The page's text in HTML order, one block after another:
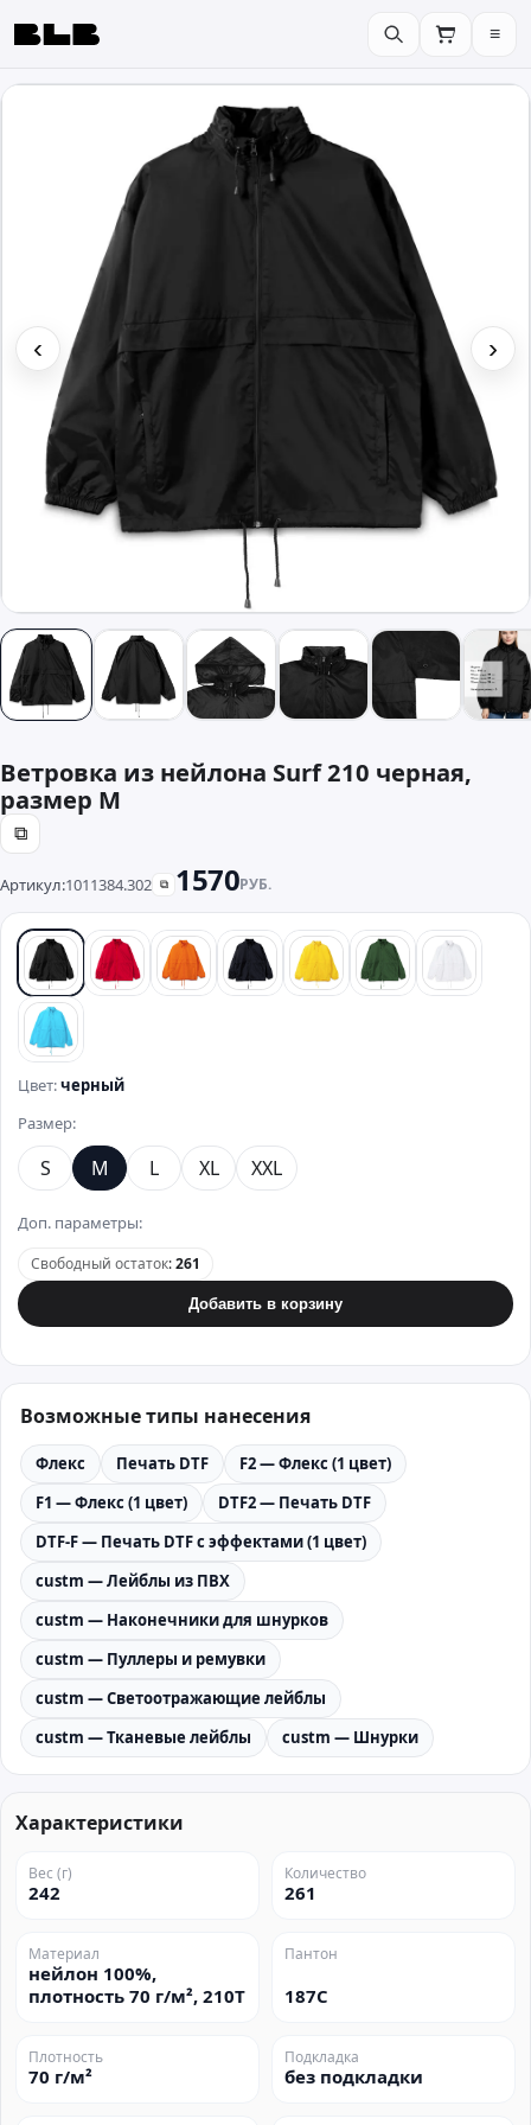
BLB ≡
‹ ›
Ветровка из нейлона Surf 210 черная,
размер M
⧉
Артикул:1011384.302 ⧉ 1570РУБ.
черныйкрасныйоранжевый
синий желтыйзеленыйбелый
бирюзовый
Цвет:черный
Размер:
S M L XL XXL
Доп. параметры:
Свободный остаток:261
Добавить в корзину
Возможные типы нанесения
Флекс Печать DTF
F2 — Флекс (1 цвет)
F1 — Флекс (1 цвет)
DTF2 — Печать DTF
DTF-F — Печать DTF с эффектами (1 цвет)
custm — Лейблы из ПВХ
custm — Наконечники для шнурков
custm — Пуллеры и ремувки
custm — Светоотражающие лейблы
custm — Тканевые лейблы
custm — Шнурки
Характеристики
Вес (г)
242
Количество
261
Материал
нейлон 100%,
плотность 70 г/м², 210Т
Пантон
187C
Плотность
70 г/м²
Подкладка
без подкладки